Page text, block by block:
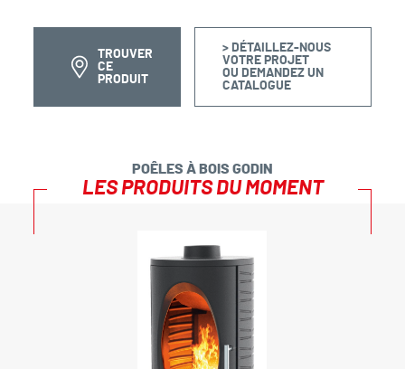
TROUVER
CE
PRODUIT
> DÉTAILLEZ-NOUS
VOTRE PROJET
OU DEMANDEZ UN
CATALOGUE
POÊLES À BOIS GODIN
LES PRODUITS DU MOMENT